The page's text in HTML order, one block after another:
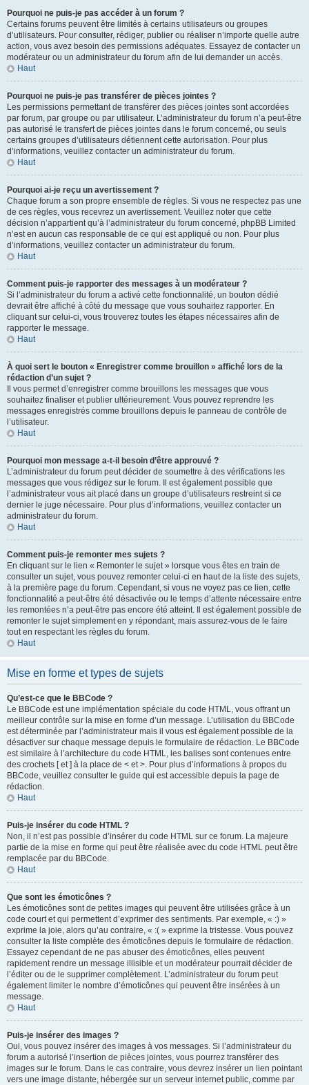
Pourquoi ne puis-je pas accéder à un forum ?
Certains forums peuvent être limités à certains utilisateurs ou groupes
d’utilisateurs. Pour consulter, rédiger, publier ou réaliser n’importe quelle autre
action, vous avez besoin des permissions adéquates. Essayez de contacter un
modérateur ou un administrateur du forum afin de lui demander un accès.
Haut
Pourquoi ne puis-je pas transférer de pièces jointes ?
Les permissions permettant de transférer des pièces jointes sont accordées
par forum, par groupe ou par utilisateur. L’administrateur du forum n’a peut-être
pas autorisé le transfert de pièces jointes dans le forum concerné, ou seuls
certains groupes d’utilisateurs détiennent cette autorisation. Pour plus
d’informations, veuillez contacter un administrateur du forum.
Haut
Pourquoi ai-je reçu un avertissement ?
Chaque forum a son propre ensemble de règles. Si vous ne respectez pas une
de ces règles, vous recevrez un avertissement. Veuillez noter que cette
décision n’appartient qu’à l’administrateur du forum concerné, phpBB Limited
n’est en aucun cas responsable de ce qui est appliqué ou non. Pour plus
d’informations, veuillez contacter un administrateur du forum.
Haut
Comment puis-je rapporter des messages à un modérateur ?
Si l’administrateur du forum a activé cette fonctionnalité, un bouton dédié
devrait être affiché à côté du message que vous souhaitez rapporter. En
cliquant sur celui-ci, vous trouverez toutes les étapes nécessaires afin de
rapporter le message.
Haut
À quoi sert le bouton « Enregistrer comme brouillon » affiché lors de la
rédaction d’un sujet ?
Il vous permet d’enregistrer comme brouillons les messages que vous
souhaitez finaliser et publier ultérieurement. Vous pouvez reprendre les
messages enregistrés comme brouillons depuis le panneau de contrôle de
l’utilisateur.
Haut
Pourquoi mon message a-t-il besoin d’être approuvé ?
L’administrateur du forum peut décider de soumettre à des vérifications les
messages que vous rédigez sur le forum. Il est également possible que
l’administrateur vous ait placé dans un groupe d’utilisateurs restreint si ce
dernier le juge nécessaire. Pour plus d’informations, veuillez contacter un
administrateur du forum.
Haut
Comment puis-je remonter mes sujets ?
En cliquant sur le lien « Remonter le sujet » lorsque vous êtes en train de
consulter un sujet, vous pouvez remonter celui-ci en haut de la liste des sujets,
à la première page du forum. Cependant, si vous ne voyez pas ce lien, cette
fonctionnalité a peut-être été désactivée ou le temps d’attente nécessaire entre
les remontées n’a peut-être pas encore été atteint. Il est également possible de
remonter le sujet simplement en y répondant, mais assurez-vous de le faire
tout en respectant les règles du forum.
Haut
Mise en forme et types de sujets
Qu’est-ce que le BBCode ?
Le BBCode est une implémentation spéciale du code HTML, vous offrant un
meilleur contrôle sur la mise en forme d’un message. L’utilisation du BBCode
est déterminée par l’administrateur mais il vous est également possible de la
désactiver sur chaque message depuis le formulaire de rédaction. Le BBCode
est similaire à l’architecture du code HTML, les balises sont contenues entre
des crochets [ et ] à la place de < et >. Pour plus d’informations à propos du
BBCode, veuillez consulter le guide qui est accessible depuis la page de
rédaction.
Haut
Puis-je insérer du code HTML ?
Non, il n’est pas possible d’insérer du code HTML sur ce forum. La majeure
partie de la mise en forme qui peut être réalisée avec du code HTML peut être
remplacée par du BBCode.
Haut
Que sont les émoticônes ?
Les émoticônes sont de petites images qui peuvent être utilisées grâce à un
code court et qui permettent d’exprimer des sentiments. Par exemple, « :) »
exprime la joie, alors qu’au contraire, « :( » exprime la tristesse. Vous pouvez
consulter la liste complète des émoticônes depuis le formulaire de rédaction.
Essayez cependant de ne pas abuser des émoticônes, elles peuvent
rapidement rendre un message illisible et un modérateur pourrait décider de
l’éditer ou de le supprimer complètement. L’administrateur du forum peut
également limiter le nombre d’émoticônes qui peuvent être insérées à un
message.
Haut
Puis-je insérer des images ?
Oui, vous pouvez insérer des images à vos messages. Si l’administrateur du
forum a autorisé l’insertion de pièces jointes, vous pourrez transférer des
images sur le forum. Dans le cas contraire, vous devrez insérer un lien pointant
vers une image distante, hébergée sur un serveur internet public, comme par